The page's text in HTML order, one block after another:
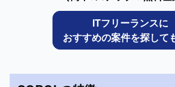
ITフリーランスに
おすすめの案件を探して